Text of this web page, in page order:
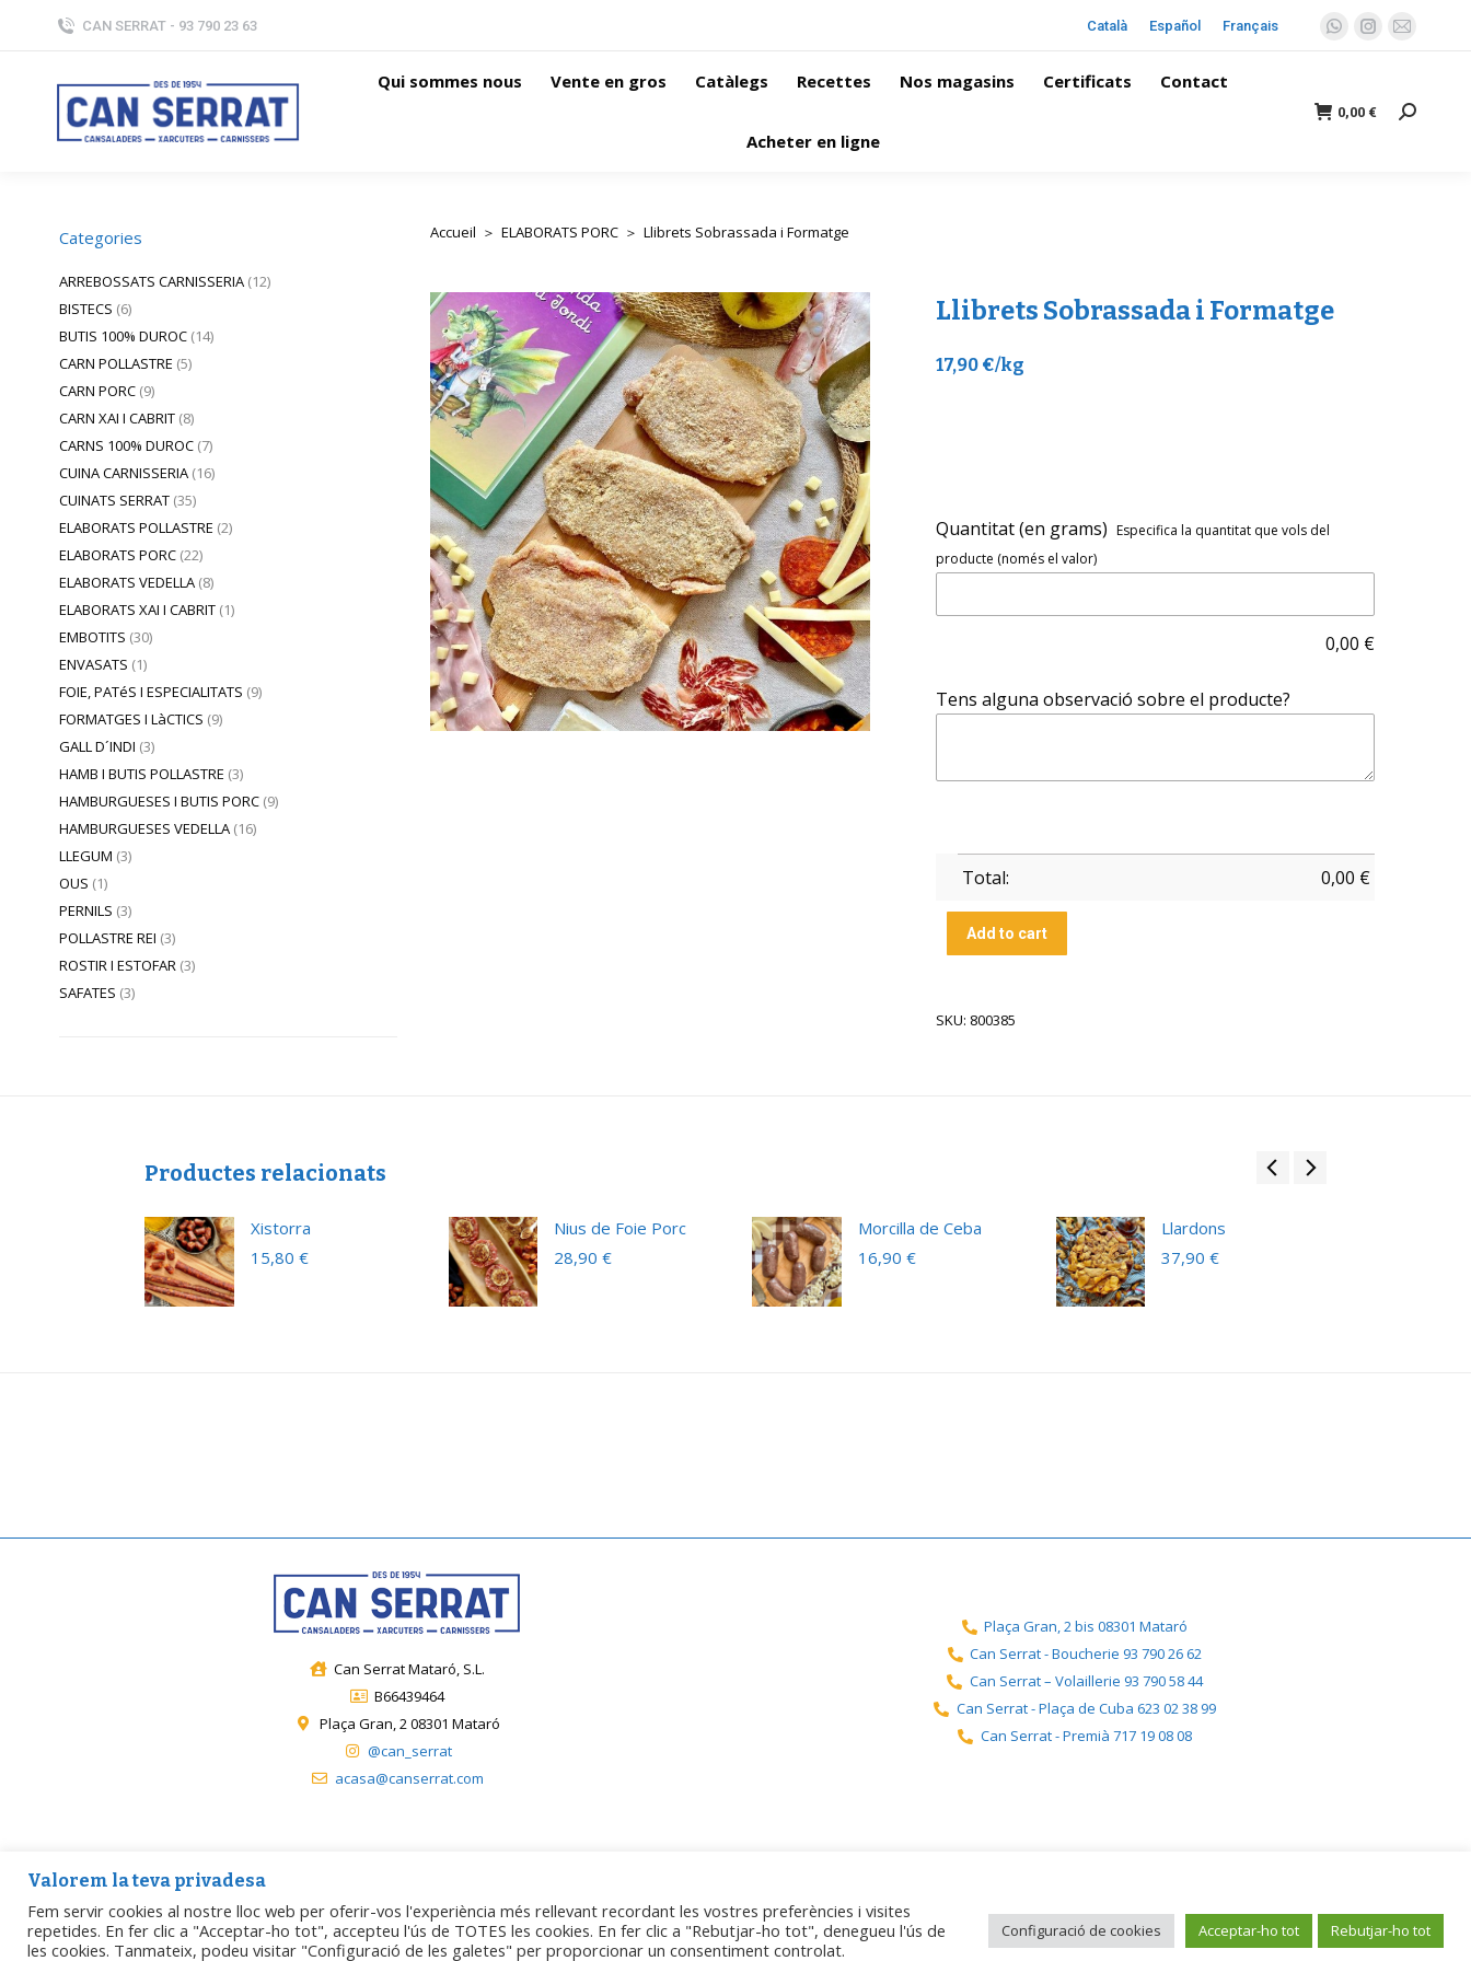
CAN SERRAT - 93 790 23 63 Català Español Français
Qui sommes nous Vente en gros Catàlegs Recettes Nos magasins Certificats Contact
Acheter en ligne
0,00 €
Categories
ARREBOSSATS CARNISSERIA (12)
BISTECS (6)
BUTIS 100% DUROC (14)
CARN POLLASTRE (5)
CARN PORC (9)
CARN XAI I CABRIT (8)
CARNS 100% DUROC (7)
CUINA CARNISSERIA (16)
CUINATS SERRAT (35)
ELABORATS POLLASTRE (2)
ELABORATS PORC (22)
ELABORATS VEDELLA (8)
ELABORATS XAI I CABRIT (1)
EMBOTITS (30)
ENVASATS (1)
FOIE, PATéS I ESPECIALITATS (9)
FORMATGES I LàCTICS (9)
GALL D´INDI (3)
HAMB I BUTIS POLLASTRE (3)
HAMBURGUESES I BUTIS PORC (9)
HAMBURGUESES VEDELLA (16)
LLEGUM (3)
OUS (1)
PERNILS (3)
POLLASTRE REI (3)
ROSTIR I ESTOFAR (3)
SAFATES (3)
Vous êtes ici :
Accueil ELABORATS PORC Llibrets Sobrassada i Formatge
Llibrets Sobrassada i Formatge
17,90 €/kg
Quantitat (en grams) Especifica la quantitat que vols del
producte (només el valor)
0,00 €
Tens alguna observació sobre el producte?
Total: 0,00 €
Add to cart
SKU: 800385
Productes relacionats
Xistorra
15,80 €
Nius de Foie Porc
28,90€
Morcilla de Ceba
16,90 €
Llardons
37,90€
Can Serrat Mataró, S.L.
B66439464
Plaça Gran, 2 08301 Mataró
@can_serrat
acasa@canserrat.com
Plaça Gran, 2 bis 08301 Mataró
Can Serrat - Boucherie 93 790 26 62
Can Serrat – Volaillerie 93 790 58 44
Can Serrat - Plaça de Cuba 623 02 38 99
Can Serrat - Premià 717 19 08 08
Créée parMatarogroc / ProjecteDigital
Politique relative aux cookies Accessibilité
Valorem la teva privadesa
Fem servir cookies al nostre lloc web per oferir-vos l'experiència més rellevant recordant les vostres preferències i visites
repetides. En fer clic a "Acceptar-ho tot", accepteu l'ús de TOTES les cookies. En fer clic a "Rebutjar-ho tot", denegueu l'ús de
les cookies. Tanmateix, podeu visitar "Configuració de les galetes" per proporcionar un consentiment controlat.
Configuració de cookies Acceptar-ho tot Rebutjar-ho tot